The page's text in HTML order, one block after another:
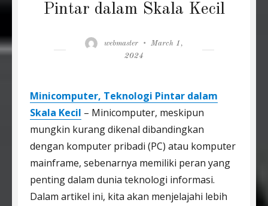
Pintar dalam Skala Kecil
Author
webmaster
Posted
March 1,
2024
Minicomputer, Teknologi Pintar dalam
Skala Kecil – Minicomputer, meskipun
mungkin kurang dikenal dibandingkan
dengan komputer pribadi (PC) atau komputer
mainframe, sebenarnya memiliki peran yang
penting dalam dunia teknologi informasi.
Dalam artikel ini, kita akan menjelajahi lebih